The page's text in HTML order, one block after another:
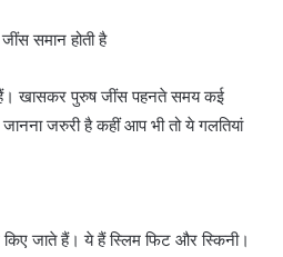
समान होती है
खासकर पुरुष जींस पहनते समय कई
जरुरी है कहीं आप भी तो ये गलतियां
जाते हैं। ये हैं स्लिम फिट और स्किनी।